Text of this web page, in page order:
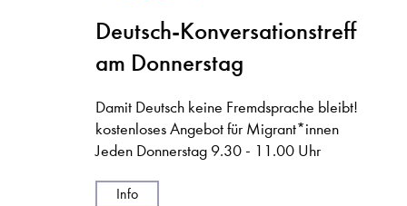
Deutsch-Konversationstreff
am Donnerstag
Damit Deutsch keine Fremdsprache bleibt!
kostenloses Angebot für Migrant*innen
Jeden Donnerstag 9.30 - 11.00 Uhr
Info